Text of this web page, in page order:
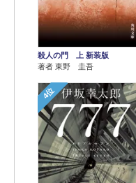
殺人の門 上 新装版
著者 東野 圭吾
4位